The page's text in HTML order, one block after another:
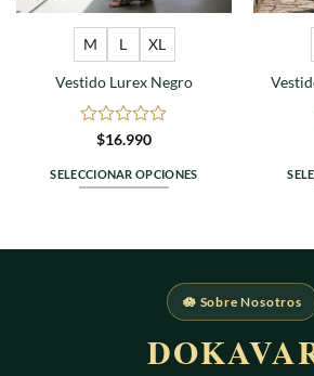
M L XL
Vestido Lurex Negro
Valorado
0
de
$16.990
SELECCIONAR OPCIONES
variantes.
🪷 Sobre Nosotros